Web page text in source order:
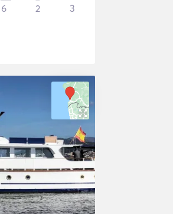
6 2 3